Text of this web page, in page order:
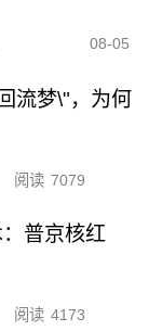
08-05
流梦\"，为何
阅读 7079
普京核红
阅读 4173